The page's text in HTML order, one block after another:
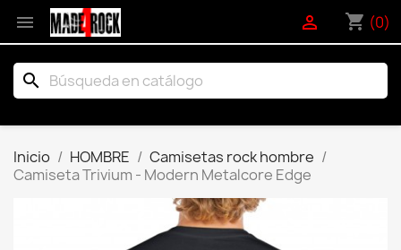
 shopping_cart (0)

search
Inicio HOMBRE
Camisetas rock hombre
Camiseta Trivium - Modern Metalcore Edge